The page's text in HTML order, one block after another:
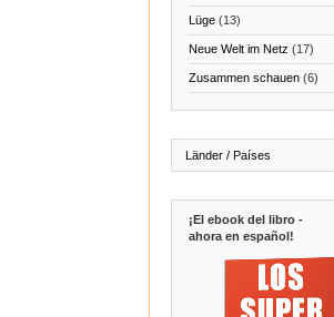
Lüge(13)
Neue Welt im Netz (17)
Zusammen schauen(6)
¡El ebook del libro -
ahora en español!